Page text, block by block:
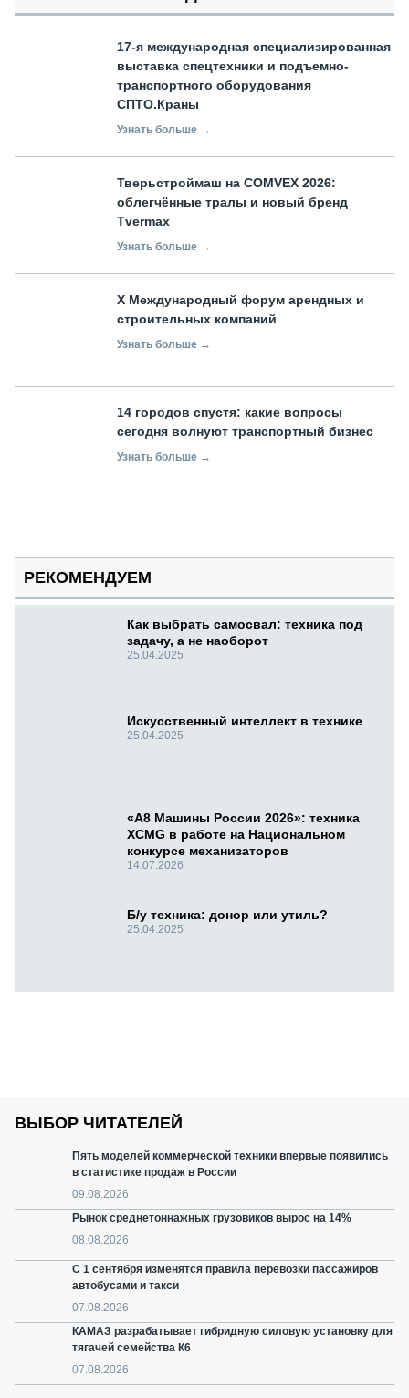
17-я международная специализированная
выставка спецтехники и подъемно-
транспортного оборудования
СПТО.Краны
Узнать больше →
Тверьстроймаш на COMVEX 2026:
облегчённые тралы и новый бренд
Tvermax
Узнать больше →
X Международный форум арендных и
строительных компаний
Узнать больше →
14 городов спустя: какие вопросы
сегодня волнуют транспортный бизнес
Узнать больше →
РЕКОМЕНДУЕМ
Как выбрать самосвал: техника под
задачу, а не наоборот
25.04.2025
Искусственный интеллект в технике
25.04.2025
«А8 Машины России 2026»: техника
XCMG в работе на Национальном
конкурсе механизаторов
14.07.2026
Б/у техника: донор или утиль?
25.04.2025
ВЫБОР ЧИТАТЕЛЕЙ
Пять моделей коммерческой техники впервые появились
в статистике продаж в России
09.08.2026
Рынок среднетоннажных грузовиков вырос на 14%
08.08.2026
С 1 сентября изменятся правила перевозки пассажиров
автобусами и такси
07.08.2026
КАМАЗ разрабатывает гибридную силовую установку для
тягачей семейства К6
07.08.2026